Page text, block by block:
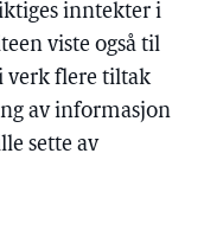
inntekter i
viste også til
verk flere tiltak
av informasjon
sette av